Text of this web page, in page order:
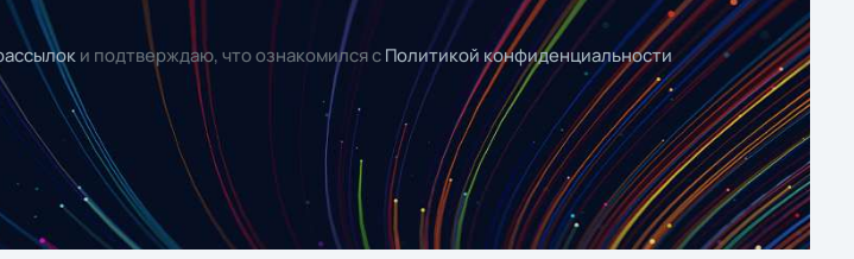
и подтверждаю, что ознакомился с Политикой конфиденциальности